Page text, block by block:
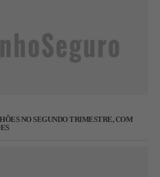
NO SEGUNDO TRIMESTRE, COM